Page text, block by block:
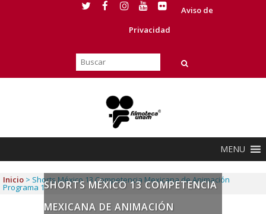
Aviso de
Privacidad
MENU
SHORTS MÉXICO 13 COMPETENCIA
MEXICANA DE ANIMACIÓN
Inicio > Shorts México 13 Competencia Mexicana de Animación
Programa 1